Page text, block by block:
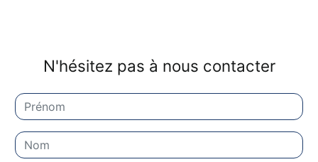
N'hésitez pas à nous contacter